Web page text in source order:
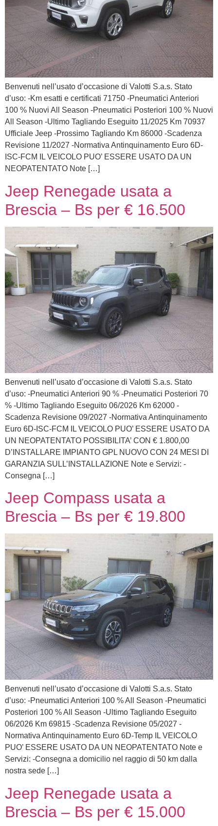
Benvenuti nell’usato d’occasione di Valotti S.a.s. Stato
d’uso: -Km esatti e certificati 71750 -Pneumatici Anteriori
100 % Nuovi All Season -Pneumatici Posteriori 100 % Nuovi
All Season -Ultimo Tagliando Eseguito 11/2025 Km 70937
Ufficiale Jeep -Prossimo Tagliando Km 86000 -Scadenza
Revisione 11/2027 -Normativa Antinquinamento Euro 6D-
ISC-FCM IL VEICOLO PUO’ ESSERE USATO DA UN
NEOPATENTATO Note […]
Jeep Renegade usata a
Brescia – Bs per € 16.500
Benvenuti nell’usato d’occasione di Valotti S.a.s. Stato
d’uso: -Pneumatici Anteriori 90 % -Pneumatici Posteriori 70
% -Ultimo Tagliando Eseguito 06/2026 Km 62000 -
Scadenza Revisione 09/2027 -Normativa Antinquinamento
Euro 6D-ISC-FCM IL VEICOLO PUO’ ESSERE USATO DA
UN NEOPATENTATO POSSIBILITA’ CON € 1.800,00
D’INSTALLARE IMPIANTO GPL NUOVO CON 24 MESI DI
GARANZIA SULL’INSTALLAZIONE Note e Servizi: -
Consegna […]
Jeep Compass usata a
Brescia – Bs per € 19.800
Benvenuti nell’usato d’occasione di Valotti S.a.s. Stato
d’uso: -Pneumatici Anteriori 100 % All Season -Pneumatici
Posteriori 100 % All Season -Ultimo Tagliando Eseguito
06/2026 Km 69815 -Scadenza Revisione 05/2027 -
Normativa Antinquinamento Euro 6D-Temp IL VEICOLO
PUO’ ESSERE USATO DA UN NEOPATENTATO Note e
Servizi: -Consegna a domicilio nel raggio di 50 km dalla
nostra sede […]
Jeep Renegade usata a
Brescia – Bs per € 15.000